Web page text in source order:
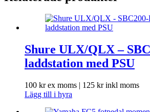
Shure ULX/QLX –
laddstation med PSU
100 krex moms | 125 krinkl moms
Lägg till i hyra